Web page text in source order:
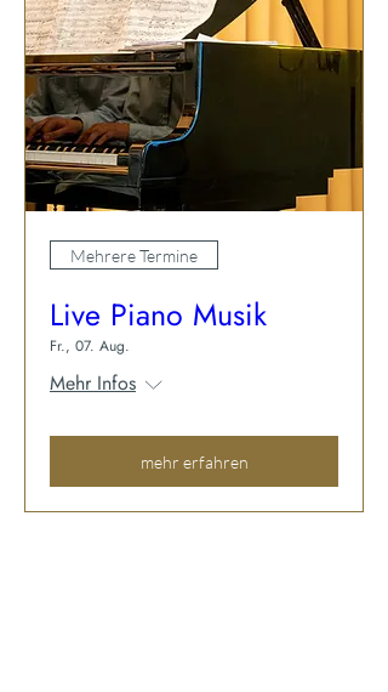
Mehrere Termine
Live Piano Musik
Fr., 07. Aug.
Mehr Infos
mehr erfahren